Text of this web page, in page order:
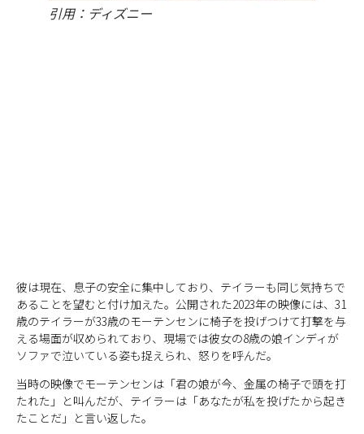
引用：ディズニー
彼は現在、息子の安全に集中しており、テイラーも同じ気持ちで
あることを望むと付け加えた。公開された2023年の映像には、31
歳のテイラーが33歳のモーテンセンに椅子を投げつけて打撃を与
える場面が収められており、現場では彼女の8歳の娘インディが
ソファで泣いている姿も捉えられ、怒りを呼んだ。
当時の映像でモーテンセンは「君の娘が今、金属の椅子で頭を打
たれた」と叫んだが、テイラーは「あなたが私を投げたから起き
たことだ」と言い返した。